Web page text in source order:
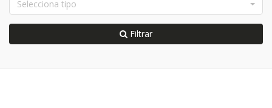
Selecciona tipo
Filtrar